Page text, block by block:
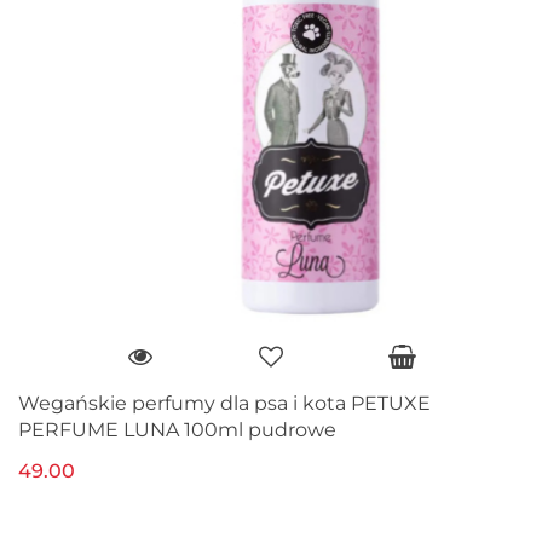
Wegańskie perfumy dla psa i kota PETUXE
PERFUME LUNA 100ml pudrowe
49.00